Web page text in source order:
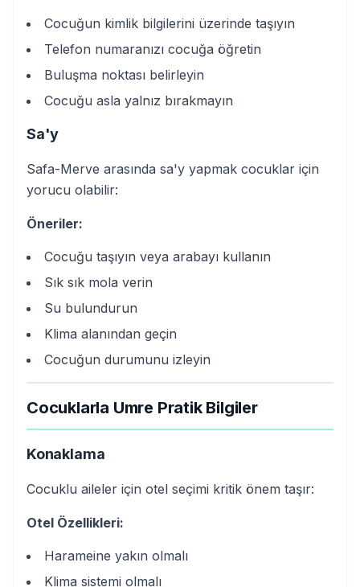
Cocuğun kimlik bilgilerini üzerinde taşıyın
Telefon numaranızı cocuğa öğretin
Buluşma noktası belirleyin
Cocuğu asla yalnız bırakmayın
Sa'y
Safa-Merve arasında sa'y yapmak cocuklar için
yorucu olabilir:
Öneriler:
Cocuğu taşıyın veya arabayı kullanın
Sık sık mola verin
Su bulundurun
Klima alanından geçin
Cocuğun durumunu izleyin
Cocuklarla Umre Pratik Bilgiler
Konaklama
Cocuklu aileler için otel seçimi kritik önem taşır:
Otel Özellikleri:
Harameine yakın olmalı
Klima sistemi olmalı